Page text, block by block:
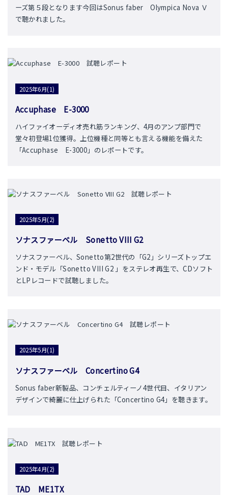
ーズ第５段となります今回はSonus faber Olympica Nova Ｖ
で聴かれました。
2025年6月(1)
Accuphase E-3000
ハイファイオーディオ売れ筋ランキング、4月のアンプ部門で
堂々初登場1位獲得。上位機種と同等とも言える機能を備えた
「Accuphase E-3000」のレポートです。
2025年5月(2)
ソナスファーベル Sonetto VIII G2
ソナスファーベル、Sonetto第2世代の「G2」シリーズトップエ
ンド・モデル「Sonetto VIII G2 」をステレオ再生で、CDソフト
とLPレコードで試聴しました。
2025年5月(1)
ソナスファーベル Concertino G4
Sonus faber新製品、コンチェルティーノ4世代目、イタリアン
デザインで綺麗に仕上げられた「Concertino G4」を聴きます。
2025年4月(2)
TAD ME1TX